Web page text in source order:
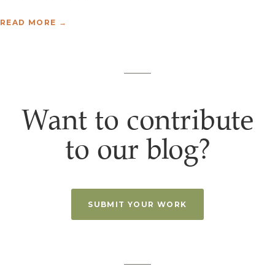
READ MORE →
Want to contribute
to our blog?
SUBMIT YOUR WORK